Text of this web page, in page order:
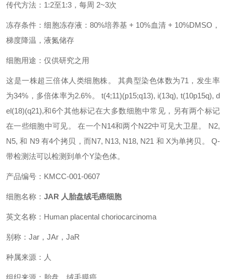
传代方法：1:2至1:3，每周 2~3次
冻存条件：细胞冻存液：80%培养基 + 10%血清 + 10%DMSO，
梯度降温，液氮储存
细胞用途：仅供研究之用
这是一株超三倍体人类细胞株。 其典型染色体数为71，发生率
为34%，多倍体率为2.6%。 t(4;11)(p15;q13), i(13q), t(10p15q), d
el(18)(q21),和6个其他标记在大多数细胞中常见，另有两个标记
在一些细胞中可见。 在一个N14和两个N22中可见大卫星。 N2,
N5, 和 N9 有4个拷贝，而N7, N13, N18, N21 和 X为单拷贝。 Q-
带检测法可以检测到单个Y染色体。
产品编号： KMCC-001-0607
细胞名称： JAR 人胎盘绒毛癌细胞
英文名称：Human placental choriocarcinoma
别称：Jar，JAr，JaR
种属来源：人
组织来源：胎盘，绒毛膜癌